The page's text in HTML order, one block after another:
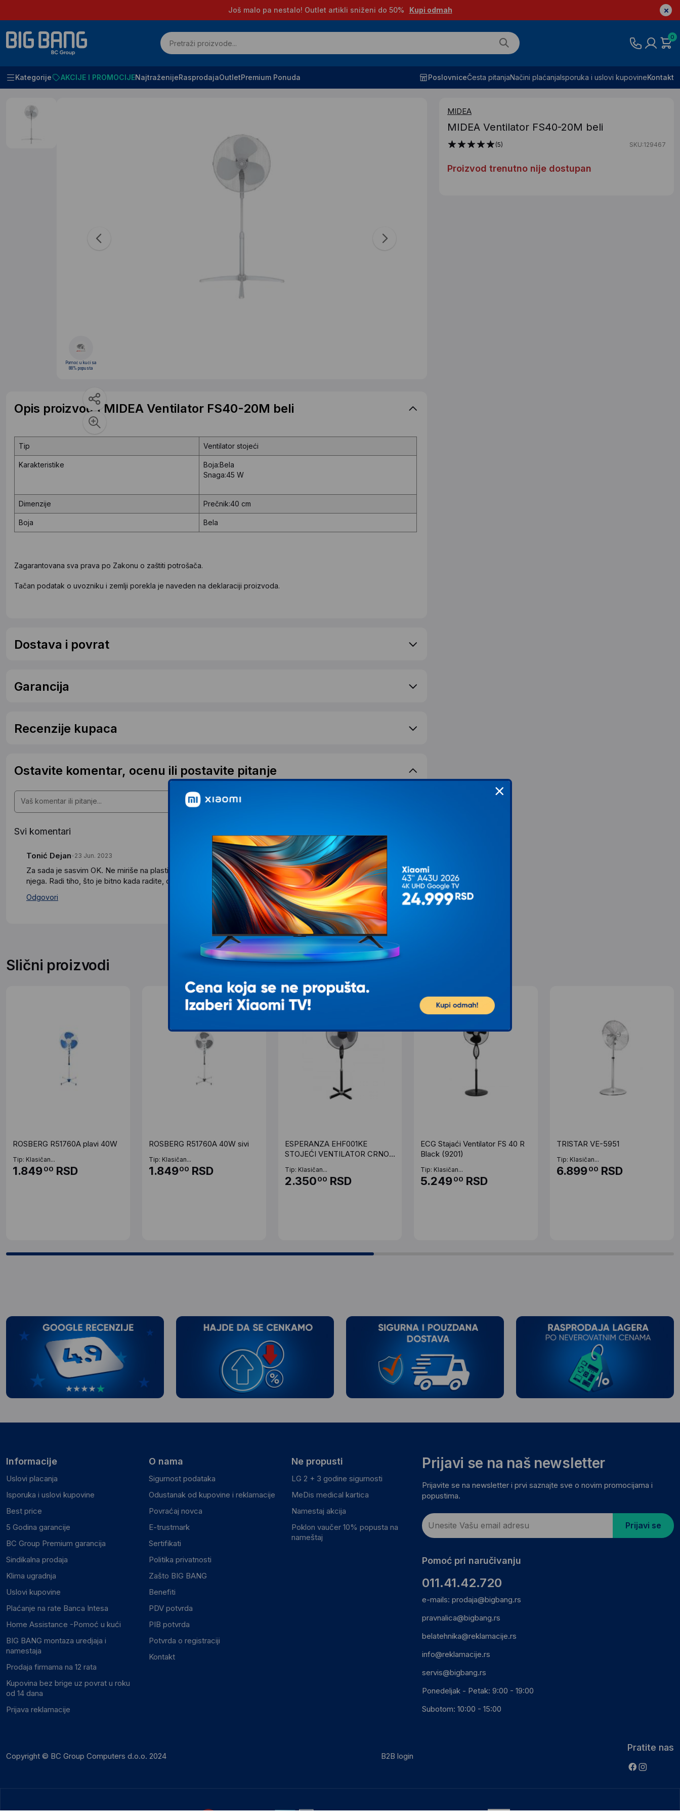
Još malo pa nestalo! Outlet artikli sniženi do 50% Kupi odmah
0
Kategorije AKCIJE I PROMOCIJENajtraženijeRasprodajaOutletPremium Ponuda PoslovniceČesta pitanjaNačini plaćanjaIsporuka i uslovi kupovineKontakt
Početna Klimatizacija i grejanje Ventilatori
MIDEA
MIDEA Ventilator FS40-20M beli
(5) SKU:129467
Proizvod trenutno nije dostupan
Pomoć u kući sa
88% popusta
Opis proizvoda MIDEA Ventilator FS40-20M beli
Tip Ventilator stojeći
Karakteristike
Boja:Bela
Snaga:45 W
Dimenzije Prečnik:40 cm
Boja Bela
Zagarantovana sva prava po Zakonu o zaštiti potrošača.
Tačan podatak o uvozniku i zemlji porekla je naveden na deklaraciji proizvoda.
Dostava i povrat
Garancija
Recenzije kupaca
Ostavite komentar, ocenu ili postavite pitanje
Svi komentari
Tonić Dejan 23 Jun. 2023
Za sada je sasvim OK. Ne miriše na plastiku ni prilikom otpakovanja, za razliku od drugih koji nisu ni jeftiniji od
njega. Radi tiho, što je bitno kada radite, odmarate, spavate, gledate TV...
Odgovori
Slični proizvodi
ROSBERG R51760A plavi 40W
Tip: Klasičan...
1.84900 RSD
ROSBERG R51760A 40W sivi
Tip: Klasičan...
1.84900 RSD
ESPERANZA EHF001KE
STOJEĆI VENTILATOR CRNO-
Tip: Klasičan...
2.35000 RSD
ECG Stajaći Ventilator FS 40 R
Black (9201)
Tip: Klasičan...
5.24900 RSD
TRISTAR VE-5951
Tip: Klasičan...
6.89900 RSD
Informacije
Uslovi placanja
Isporuka i uslovi kupovine
Best price
5 Godina garancije
BC Group Premium garancija
Sindikalna prodaja
Klima ugradnja
Uslovi kupovine
Plaćanje na rate Banca Intesa
Home Assistance -Pomoć u kući
BIG BANG montaza uredjaja i
namestaja
Prodaja firmama na 12 rata
Kupovina bez brige uz povrat u roku
od 14 dana
Prijava reklamacije
O nama
Sigurnost podataka
Odustanak od kupovine i reklamacije
Povraćaj novca
E-trustmark
Sertifikati
Politika privatnosti
Zašto BIG BANG
Benefiti
PDV potvrda
PIB potvrda
Potvrda o registraciji
Kontakt
Ne propusti
LG 2 + 3 godine sigurnosti
MeDis medical kartica
Namestaj akcija
Poklon vaučer 10% popusta na
nameštaj
Prijavi se na naš newsletter
Prijavite se na newsletter i prvi saznajte sve o novim promocijama i
popustima.
Prijavi se
Pomoć pri naručivanju
011.41.42.720
e-mails: prodaja@bigbang.rs
pravnalica@bigbang.rs
belatehnika@reklamacije.rs
info@reklamacije.rs
servis@bigbang.rs
Ponedeljak - Petak: 9:00 - 19:00
Subotom: 10:00 - 15:00
Copyright © BC Group Computers d.o.o. 2024 B2B login
Pratite nas